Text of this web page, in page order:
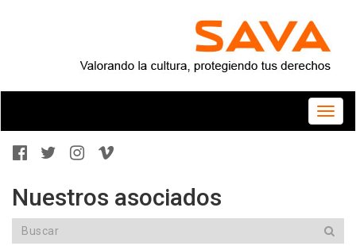
Toggle
Nuestros asociados